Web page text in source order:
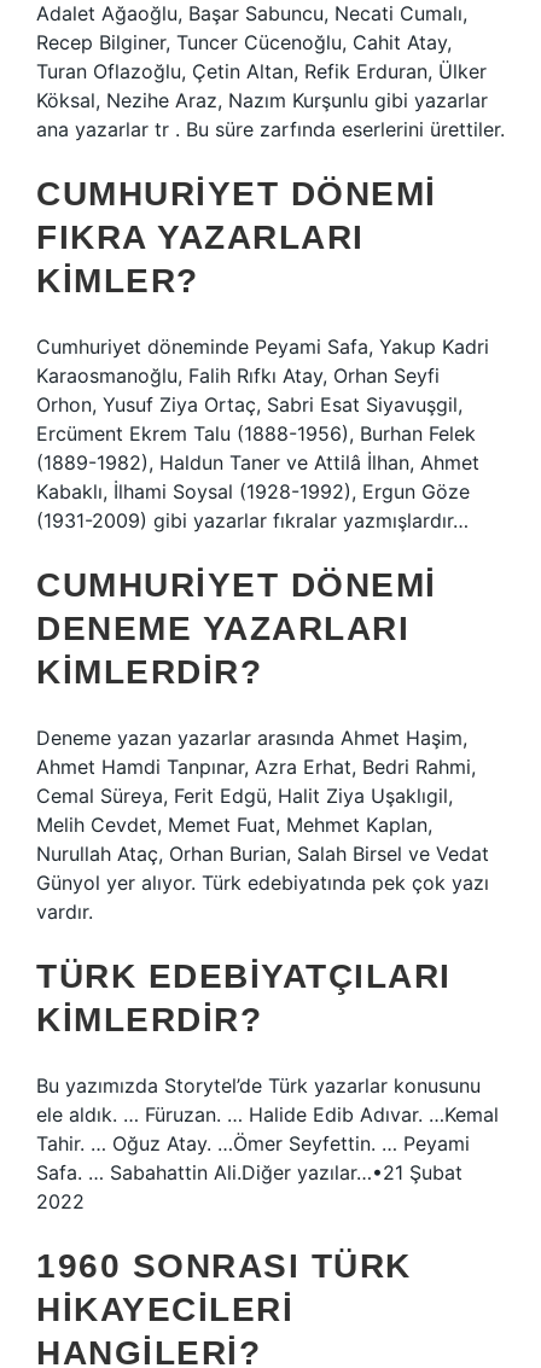
Adalet Ağaoğlu, Başar Sabuncu, Necati Cumalı,
Recep Bilginer, Tuncer Cücenoğlu, Cahit Atay,
Turan Oflazoğlu, Çetin Altan, Refik Erduran, Ülker
Köksal, Nezihe Araz, Nazım Kurşunlu gibi yazarlar
ana yazarlar tr . Bu süre zarfında eserlerini ürettiler.
CUMHURIYET DÖNEMI
FIKRA YAZARLARI
KIMLER?
Cumhuriyet döneminde Peyami Safa, Yakup Kadri
Karaosmanoğlu, Falih Rıfkı Atay, Orhan Seyfi
Orhon, Yusuf Ziya Ortaç, Sabri Esat Siyavuşgil,
Ercüment Ekrem Talu (1888-1956), Burhan Felek
(1889-1982), Haldun Taner ve Attilâ İlhan, Ahmet
Kabaklı, İlhami Soysal (1928-1992), Ergun Göze
(1931-2009) gibi yazarlar fıkralar yazmışlardır…
CUMHURIYET DÖNEMI
DENEME YAZARLARI
KIMLERDIR?
Deneme yazan yazarlar arasında Ahmet Haşim,
Ahmet Hamdi Tanpınar, Azra Erhat, Bedri Rahmi,
Cemal Süreya, Ferit Edgü, Halit Ziya Uşaklıgil,
Melih Cevdet, Memet Fuat, Mehmet Kaplan,
Nurullah Ataç, Orhan Burian, Salah Birsel ve Vedat
Günyol yer alıyor. Türk edebiyatında pek çok yazı
vardır.
TÜRK EDEBIYATÇILARI
KIMLERDIR?
Bu yazımızda Storytel’de Türk yazarlar konusunu
ele aldık. … Füruzan. … Halide Edib Adıvar. …Kemal
Tahir. … Oğuz Atay. …Ömer Seyfettin. … Peyami
Safa. … Sabahattin Ali.Diğer yazılar…•21 Şubat
2022
1960 SONRASI TÜRK
HIKAYECILERI
HANGILERI?